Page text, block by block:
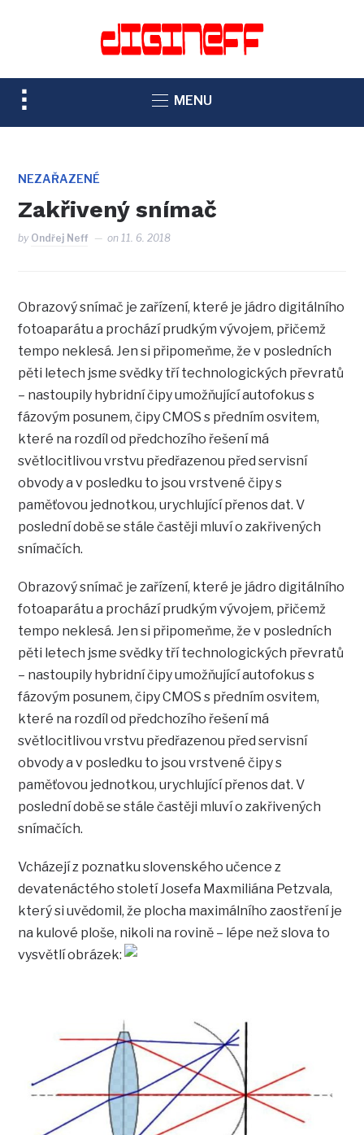
TOGGLE
SIDEBAR
NAVIGATION
MENU
NEZAŘAZENÉ
Zakřivený snímač
by Ondřej Neff on11. 6. 2018
Obrazový snímač je zařízení, které je jádro digitálního
fotoaparátu a prochází prudkým vývojem, přičemž
tempo neklesá. Jen si připomeňme, že v posledních
pěti letech jsme svědky tří technologických převratů
– nastoupily hybridní čipy umožňující autofokus s
fázovým posunem, čipy CMOS s předním osvitem,
které na rozdíl od předchozího řešení má
světlocitlivou vrstvu předřazenou před servisní
obvody a v posledku to jsou vrstvené čipy s
paměťovou jednotkou, urychlující přenos dat. V
poslední době se stále častěji mluví o zakřivených
snímačích.
Obrazový snímač je zařízení, které je jádro digitálního
fotoaparátu a prochází prudkým vývojem, přičemž
tempo neklesá. Jen si připomeňme, že v posledních
pěti letech jsme svědky tří technologických převratů
– nastoupily hybridní čipy umožňující autofokus s
fázovým posunem, čipy CMOS s předním osvitem,
které na rozdíl od předchozího řešení má
světlocitlivou vrstvu předřazenou před servisní
obvody a v posledku to jsou vrstvené čipy s
paměťovou jednotkou, urychlující přenos dat. V
poslední době se stále častěji mluví o zakřivených
snímačích.
Vcházejí z poznatku slovenského učence z
devatenáctého století Josefa Maxmiliána Petzvala,
který si uvědomil, že plocha maximálního zaostření je
na kulové ploše, nikoli na rovině – lépe než slova to
vysvětlí obrázek: